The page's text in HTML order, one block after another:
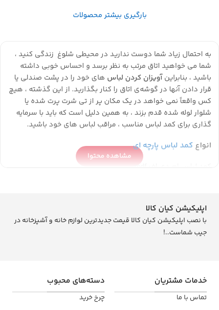
بارگیری بیشتر محصولات
به احتمال زیاد شما دوست ندارید در محیطی شلوغ زندگی کنید ،
شما می خواهید اتاق مرتب به نظر برسد و احساس خوبی داشته
باشید ، بنابراینآویزان کردن لباس های خود را در پشت صندلی یا
قرار دادن آنها در گوشه‌ی اتاق را کنار بگذارید. از این گذشته ، هیچ
کس واقعاً نمی خواهد در یک مکان پر از تی شرت پرت شده یا
شلوار لوله شده قدم بزند ، به همین دلیل است که باید با سرمایه
گذاری برای کمد لباس مناسب ، مراقب لباس های خود باشید.
انواع کمد لباس پارچه ای
کمد لباس دیواری
کمد لباس تاشو
کمد لباس فلزی
شاید ایده خوبی باشد که نگاهی بیندازید که در درجه اول چند
لباس دارید. به این ترتیب ایده خوبی از فضای موردنیاز خواهید
را در نظر بگیرید که کمد لباس در
مشاهده محتوا
اپلیکیشن کیان کالا
با نصب اپلیکیشن کیان کالا قیمت جدیدترین لوازم خانه و آشپزخانه در
جیب شماست..!
خدمات مشتریان
تماس با ما
دسته‌های محبوب
چرخ خرید